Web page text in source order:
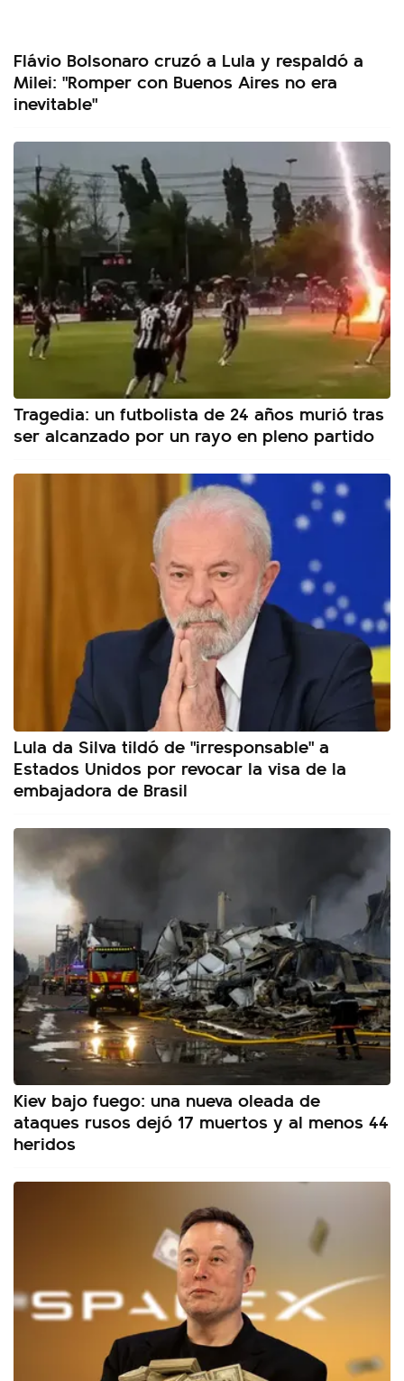
Flávio Bolsonaro cruzó a Lula y respaldó a
Milei: "Romper con Buenos Aires no era
inevitable"
Tragedia: un futbolista de 24 años murió tras
ser alcanzado por un rayo en pleno partido
Lula da Silva tildó de "irresponsable" a
Estados Unidos por revocar la visa de la
embajadora de Brasil
Kiev bajo fuego: una nueva oleada de
ataques rusos dejó 17 muertos y al menos 44
heridos